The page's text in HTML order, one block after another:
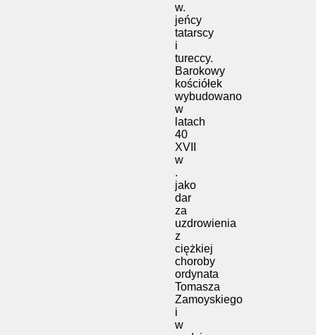
w.
jeńcy
tatarscy
i
tureccy.
Barokowy
kościółek
wybudowano
w
latach
40
XVII
w
.
jako
dar
za
uzdrowienia
z
ciężkiej
choroby
ordynata
Tomasza
Zamoyskiego
i
w